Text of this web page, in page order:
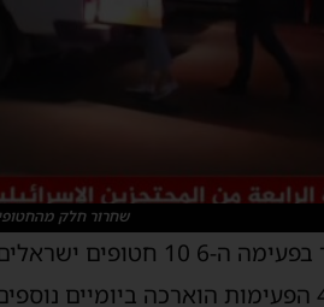
שחרור חלק
הערב צפויים להשתחרר